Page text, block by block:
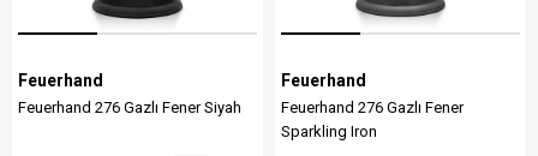
Feuerhand
Feuerhand 276 Gazlı Fener Siyah
Feuerhand
Feuerhand 276 Gazlı Fener
Sparkling Iron